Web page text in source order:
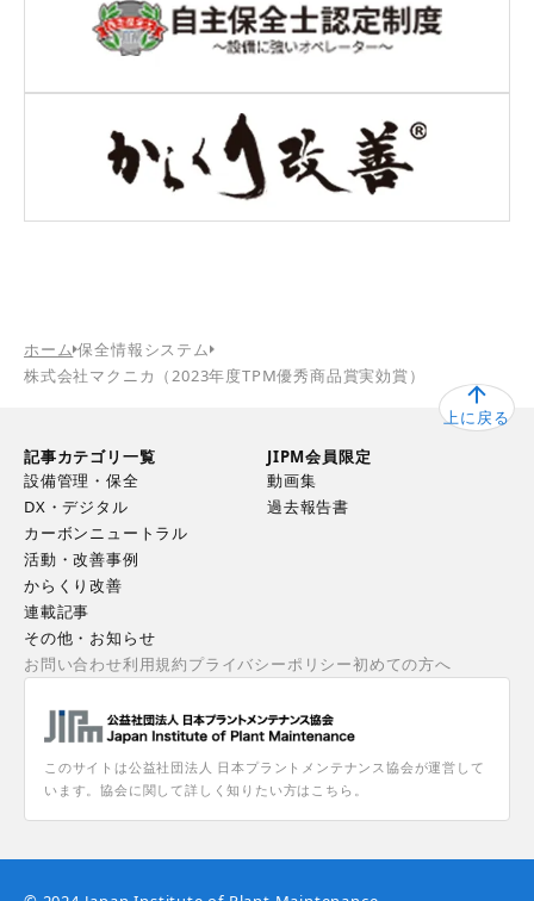
ホーム 保全情報システム
株式会社マクニカ（2023年度TPM優秀商品賞実効賞）
上に戻る
このサイトは公益社団法人 日本プラントメンテナンス協会が運営して
います。協会に関して詳しく知りたい方はこちら。
記事カテゴリ一覧
設備管理・保全
DX・デジタル
カーボンニュートラル
活動・改善事例
からくり改善
連載記事
その他・お知らせ
JIPM会員限定
動画集
過去報告書
お問い合わせ利用規約プライバシーポリシー初めての方へ